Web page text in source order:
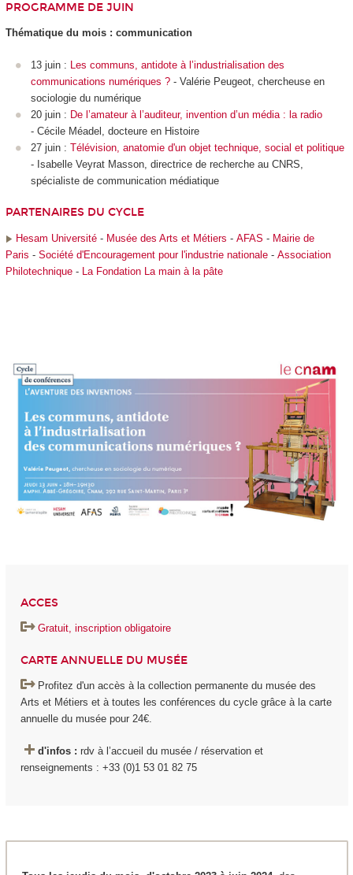
PROGRAMME DE JUIN
Thématique du mois : communication
13 juin :
Les communs, antidote à l’industrialisation des
communications numériques ? - Valérie Peugeot, chercheuse en
sociologie du numérique
20 juin : De l’amateur à l’auditeur, invention d’un média : la radio
- Cécile Méadel, docteure en Histoire
27 juin : Télévision, anatomie d'un objet technique, social et politique
- Isabelle Veyrat Masson, directrice de recherche au CNRS,
spécialiste de communication médiatique
PARTENAIRES DU CYCLE
Hesam Université- Musée des Arts et Métiers - AFAS - Mairie de
Paris - Société d'Encouragement pour l'industrie nationale- Association
Philotechnique- La Fondation La main à la pâte
ACCES
Gratuit, inscription obligatoire
CARTE ANNUELLE DU MUSÉE
Profitez d'un accès à la collection permanente du musée des
Arts et Métiers et à toutes les conférences du cycle grâce à la carte
annuelle du musée pour 24€.
d'infos : rdv à l’accueil du musée / réservation et
renseignements : +33 (0)1 53 01 82 75